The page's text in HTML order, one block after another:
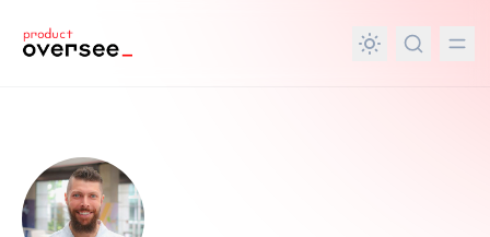
principal